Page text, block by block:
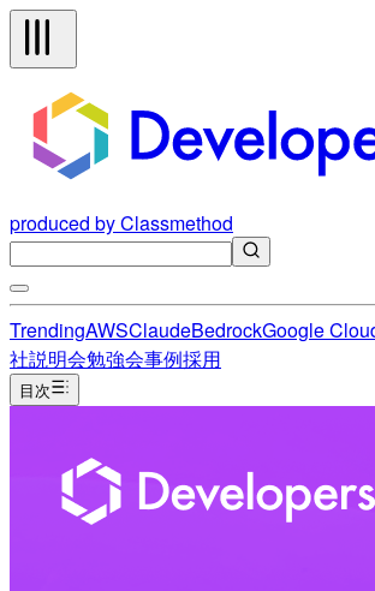
produced by Classmethod
TrendingAWSClaudeBedrockGoogle
社説明会勉強会事例採用
目次